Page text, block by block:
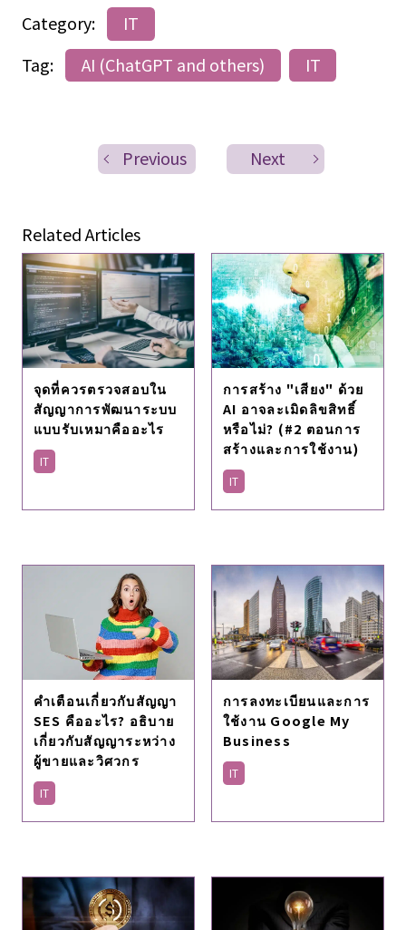
Category:
IT
Tag:
AI (ChatGPT and others) IT
Previous Next
Related Articles
จุดที่ควรตรวจสอบใน
สัญญาการพัฒนาระบบ
แบบรับเหมาคืออะไร
IT
การสร้าง "เสียง" ด้วย
AI อาจละเมิดลิขสิทธิ์
หรือไม่? (#2 ตอนการ
สร้างและการใช้งาน)
IT
คำเตือนเกี่ยวกับสัญญา
SES คืออะไร? อธิบาย
เกี่ยวกับสัญญาระหว่าง
ผู้ขายและวิศวกร
IT
การลงทะเบียนและการ
ใช้งาน Google My
Business
IT